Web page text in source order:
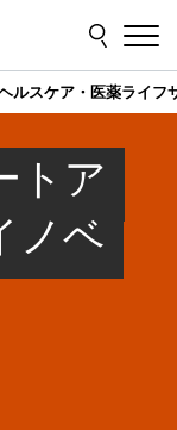
ルスケア・医薬ライフ
トア
ノベ